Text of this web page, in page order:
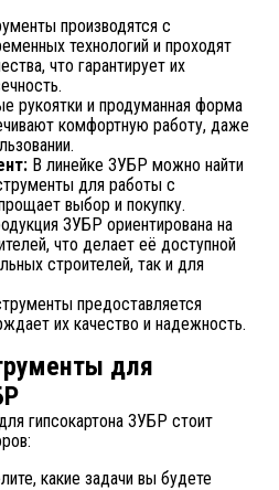
производятся с
технологий и проходят
что гарантирует их
рукоятки и продуманная форма
комфортную работу, даже
В линейке ЗУБР можно найти
для работы с
выбор и покупку.
ЗУБР ориентирована на
что делает её доступной
строителей, так и для
предоставляется
их качество и надежность.
для
гипсокартона ЗУБР стоит
какие задачи вы будете